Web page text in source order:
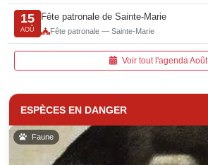
15
AOÛ
Fête patronale de Sainte-Marie
Fête patronale — Sainte-Marie
Voir tout l'agenda Août
ESPÈCES EN DANGER
Faune